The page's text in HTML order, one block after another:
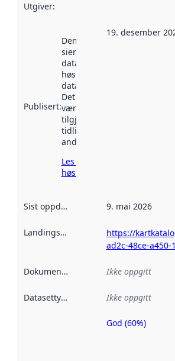
Utgiver:
Publisert:
Denne datoen
sier når
datasettet ble
høstet av
data.norge.no.
Det kan ha
vært
tilgjengelig
tidligere
andre steder.
Les mer om
høsting her
19. desember
Sist oppdatert 9. mai 2026
Landingsside
https://
ad2c-48ce-a450-
Dokumentasjon Ikke oppgitt
Datasettype Ikke oppgitt
Metadatakvalitet
God (60%)